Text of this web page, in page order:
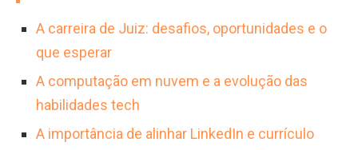
A carreira de Juiz: desafios, oportunidades e o
que esperar
A computação em nuvem e a evolução das
habilidades tech
A importância de alinhar LinkedIn e currículo